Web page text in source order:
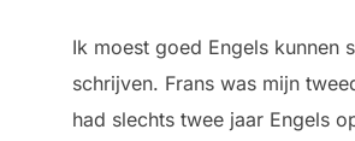
Ik moest goed Engels kunnen
schrijven. Frans was mijn
had slechts twee jaar Engels